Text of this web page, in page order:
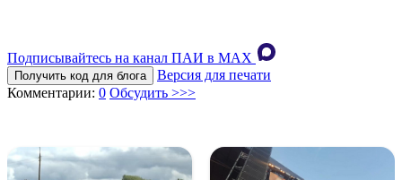
Подписывайтесь на канал ПАИ в MAХ
Получить код для блога
Версия для печати
Комментарии: 0 Обсудить >>>